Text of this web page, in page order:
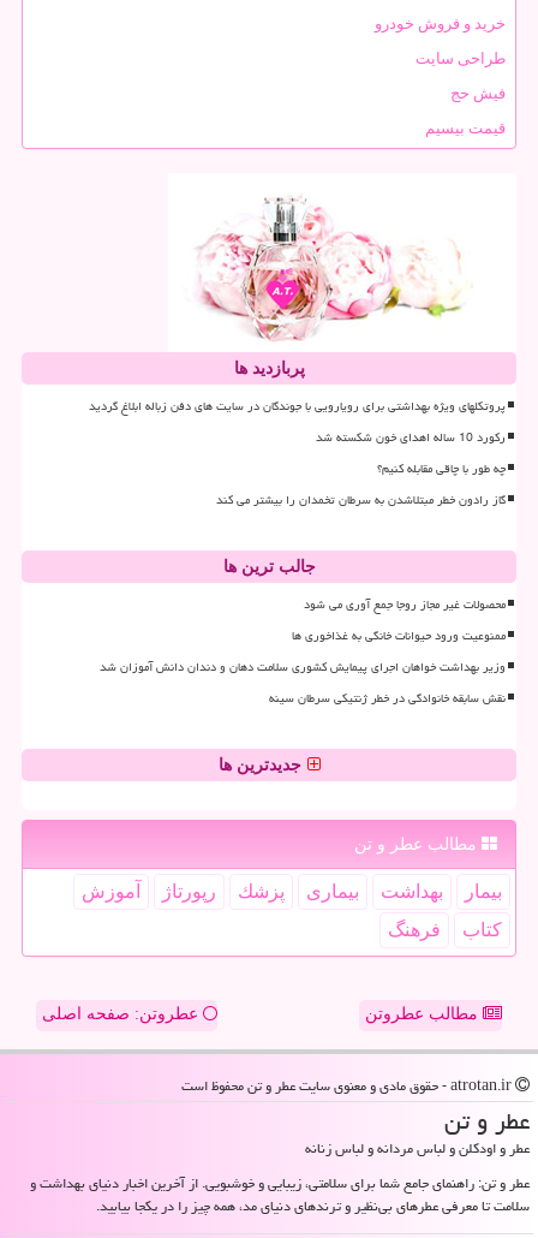
خرید و فروش خودرو
طراحی سایت
فیش حج
قیمت بیسیم
پربازدید ها
پروتکلهای ویژه بهداشتی برای رویارویی با جوندگان در سایت های دفن زباله ابلاغ گردید
رکورد 10 ساله اهدای خون شکسته شد
چه طور با چاقی مقابله کنیم؟
گاز رادون خطر مبتلاشدن به سرطان تخمدان را بیشتر می کند
جالب ترین ها
محصولات غیر مجاز روجا جمع آوری می شود
ممنوعیت ورود حیوانات خانگی به غذاخوری ها
وزیر بهداشت خواهان اجرای پیمایش کشوری سلامت دهان و دندان دانش آموزان شد
نقش سابقه خانوادگی در خطر ژنتیکی سرطان سینه
جدیدترین ها
مطالب عطر و تن
بیمار بهداشت بیماری پزشك رپورتاژ
آموزش
كتاب
فرهنگ
مطالب عطروتن عطروتن: صفحه اصلی
عطر و تن
عطر و اودکلن و لباس مردانه و لباس زنانه
عطر و تن: راهنمای جامع شما برای سلامتی، زیبایی و خوشبویی. از آخرین اخبار دنیای بهداشت و
سلامت تا معرفی عطرهای بی‌نظیر و ترندهای دنیای مد، همه چیز را در یکجا بیابید.